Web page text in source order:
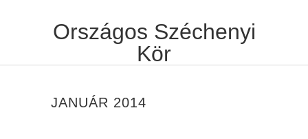
Országos Széchenyi
Kör
JANUÁR 2014